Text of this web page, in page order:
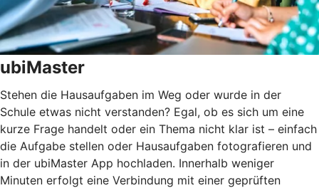
ubiMaster
Stehen die Hausaufgaben im Weg oder wurde in der
Schule etwas nicht verstanden? Egal, ob es sich um eine
kurze Frage handelt oder ein Thema nicht klar ist – einfach
die Aufgabe stellen oder Hausaufgaben fotografieren und
in der ubiMaster App hochladen. Innerhalb weniger
Minuten erfolgt eine Verbindung mit einer geprüften